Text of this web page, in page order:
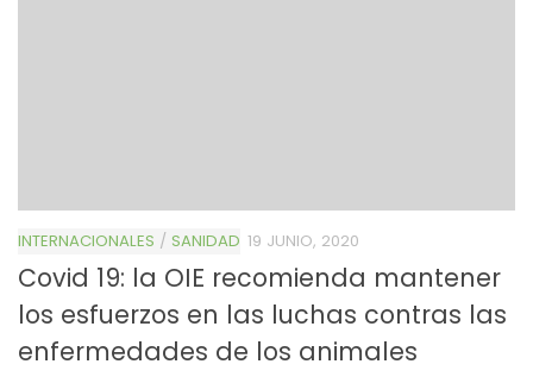
INTERNACIONALES / SANIDAD 19 JUNIO, 2020
Covid 19: la OIE recomienda mantener
los esfuerzos en las luchas contras las
enfermedades de los animales